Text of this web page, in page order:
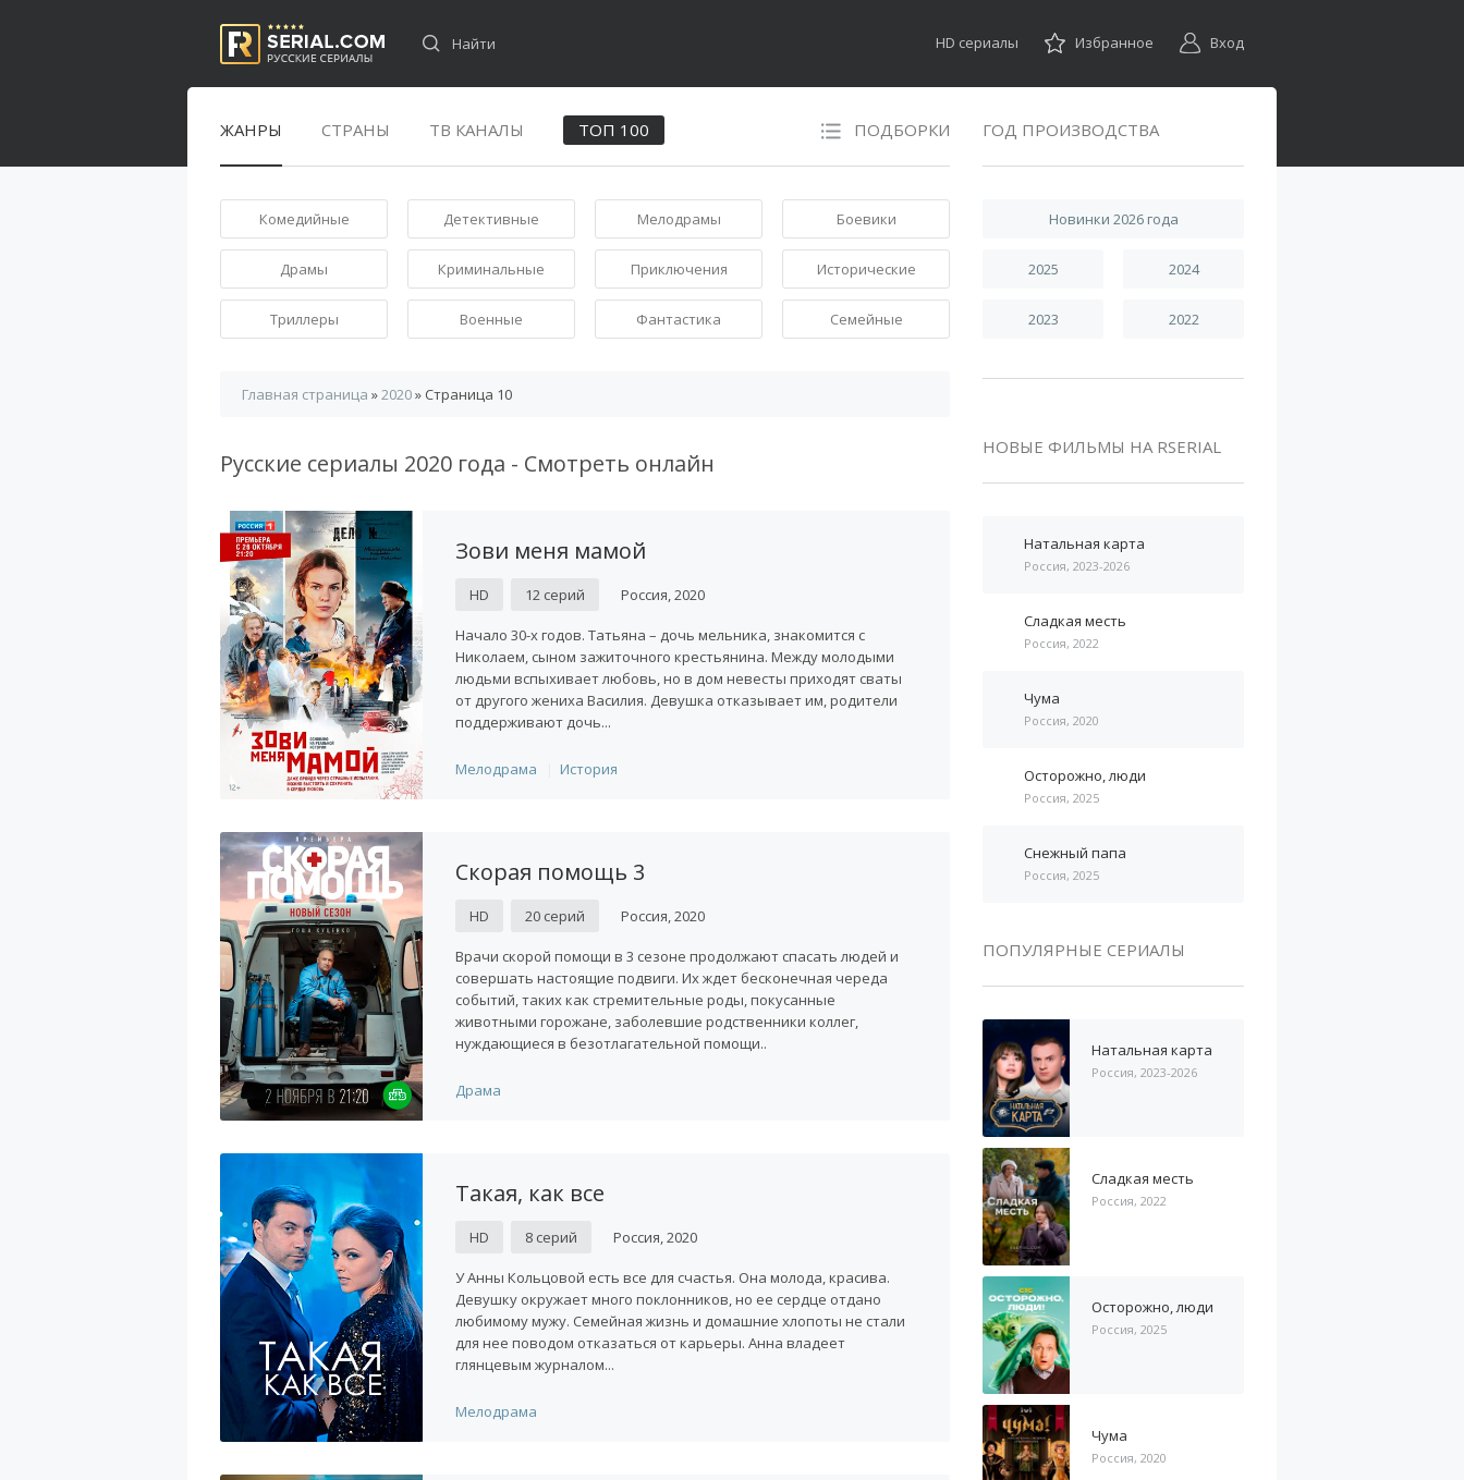
HD сериалы Избранное Вход
ЖАНРЫ СТРАНЫ ТВ КАНАЛЫ ПОДБОРКИ
ТОП 100
Комедийные Детективные Мелодрамы Боевики
Драмы Криминальные Приключения Исторические
Триллеры Военные Фантастика Семейные
Главная страница »2020» Страница 10
Русские сериалы 2020 года - Смотреть онлайн
Зови меня мамой
HD 12 серий Россия, 2020
Начало 30-х годов. Татьяна – дочь мельника, знакомится с
Николаем, сыном зажиточного крестьянина. Между молодыми
людьми вспыхивает любовь, но в дом невесты приходят сваты
от другого жениха Василия. Девушка отказывает им, родители
поддерживают дочь...
Мелодрама История
Скорая помощь 3
HD 20 серий Россия, 2020
Врачи скорой помощи в 3 сезоне продолжают спасать людей и
совершать настоящие подвиги. Их ждет бесконечная череда
событий, таких как стремительные роды, покусанные
животными горожане, заболевшие родственники коллег,
нуждающиеся в безотлагательной помощи..
Драма
Такая, как все
HD 8 серий Россия, 2020
У Анны Кольцовой есть все для счастья. Она молода, красива.
Девушку окружает много поклонников, но ее сердце отдано
любимому мужу. Семейная жизнь и домашние хлопоты не стали
для нее поводом отказаться от карьеры. Анна владеет
глянцевым журналом...
Мелодрама
ГОД ПРОИЗВОДСТВА
Новинки 2026 года
2025 2024
2023 2022
НОВЫЕ ФИЛЬМЫ НА RSERIAL
Натальная карта
Россия, 2023-2026
Сладкая месть
Россия, 2022
Чума
Россия, 2020
Осторожно, люди
Россия, 2025
Снежный папа
Россия, 2025
ПОПУЛЯРНЫЕ СЕРИАЛЫ
Натальная карта
Россия, 2023-2026
Сладкая месть
Россия, 2022
Осторожно, люди
Россия, 2025
Чума
Россия, 2020